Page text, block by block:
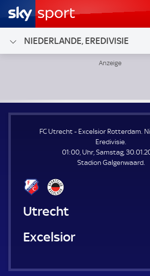
NIEDERLANDE, EREDIVISIE
FC Utrecht - Excelsior Rotterdam.
Eredivisie.
01:00, Uhr, Samstag,
Stadion Galgenwaard.
FC Utrecht
Excelsior Rotterdam